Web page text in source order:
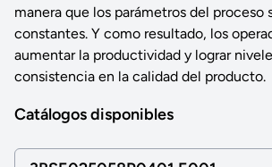
manera que los parámetros del proceso
constantes. Y como resultado, los
aumentar la productividad y lograr
consistencia en la calidad del producto.
Catálogos disponibles